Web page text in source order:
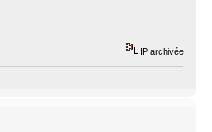
IP archivée